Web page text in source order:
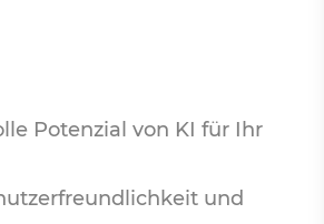
Potenzial von KI für Ihr
und